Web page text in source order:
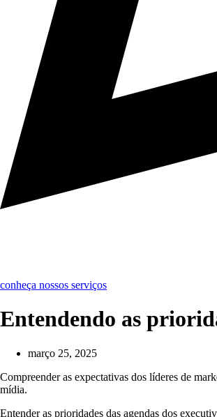
conheça nossos serviços
Entendendo as
março 25, 2025
Compreender as expectativas dos líderes de
mídia.
Entender as prioridades das agendas dos